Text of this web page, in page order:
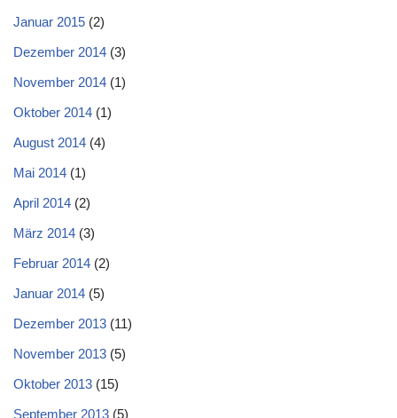
Januar 2015 (2)
Dezember 2014 (3)
November 2014 (1)
Oktober 2014 (1)
August 2014 (4)
Mai 2014 (1)
April 2014 (2)
März 2014 (3)
Februar 2014 (2)
Januar 2014 (5)
Dezember 2013 (11)
November 2013 (5)
Oktober 2013 (15)
September 2013 (5)